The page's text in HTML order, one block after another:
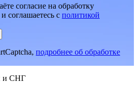
согласие на обработку
соглашаетесь c политикой
подробнее об обработке
и СНГ